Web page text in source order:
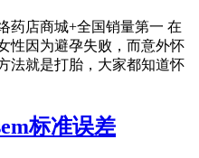
药店商城+全国销量第一 在
性因为避孕失败，而意外怀
法就是打胎，大家都知道怀
标准误差